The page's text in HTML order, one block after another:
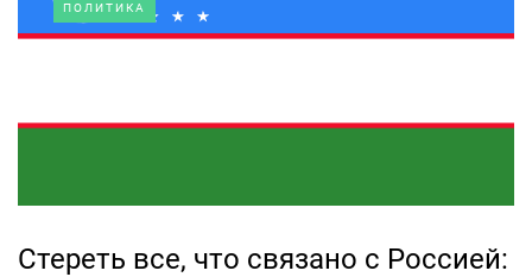
ПОЛИТИКА
Стереть все, что связано с Россией: